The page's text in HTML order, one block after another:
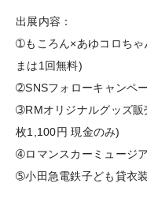
出展内容：
➀もころん×あゆコロちゃ
まは1回無料)
➁SNSフォローキャンペ
➂RMオリジナルグッズ販
枚1,100円 現金のみ)
➃ロマンスカーミュージ
➄小田急電鉄子ども貸衣